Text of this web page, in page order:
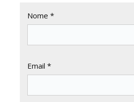
Nome *
Email *